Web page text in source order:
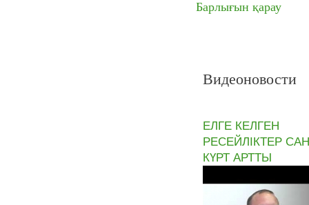
Барлығын қарау
Видеоновости
ЕЛГЕ КЕЛГЕН
РЕСЕЙЛІКТЕР
КҮРТ АРТТЫ